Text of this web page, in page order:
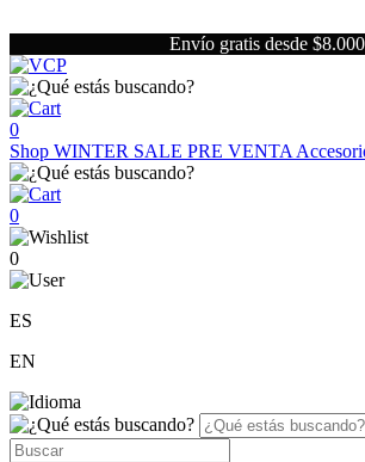
Envío gratis desde $8.000
0
Shop WINTER SALE PRE VENTA
0
0
ES
EN